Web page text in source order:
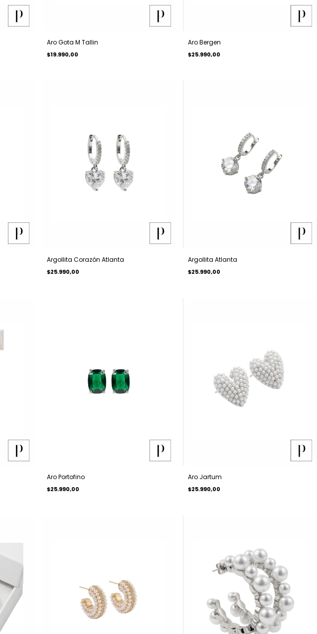
Aro Gota M Tallin
$19.990,00
Aro Bergen
$25.990,00
Argollita Corazón Atlanta
$25.990,00
Argollita Atlanta
$25.990,00
Aro Portofino
$25.990,00
Aro Jartum
$25.990,00